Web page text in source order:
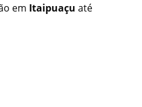
em Itaipuaçu até